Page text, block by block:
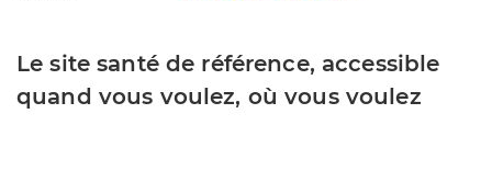
Le site santé de référence, accessible
quand vous voulez, où vous voulez